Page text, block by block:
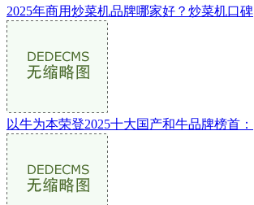
2025年商用炒菜机品牌哪家好？炒菜机口碑
以牛为本荣登2025十大国产和牛品牌榜首：